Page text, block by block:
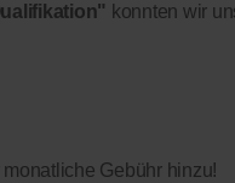
konnten wir
Gebühr hinzu!